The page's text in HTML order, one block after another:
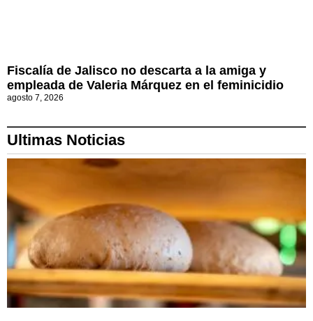
Fiscalía de Jalisco no descarta a la amiga y
empleada de Valeria Márquez en el feminicidio
agosto 7, 2026
Ultimas Noticias